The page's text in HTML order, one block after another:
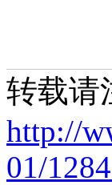
转载请
http://
01/